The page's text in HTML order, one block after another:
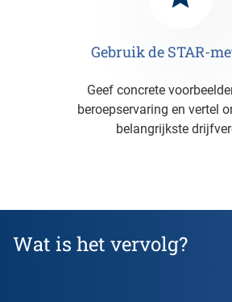
Gebruik de STAR-
Geef concrete voorbeelden van je
beroepservaring en vertel
belangrijkste
Wat is het vervolg?